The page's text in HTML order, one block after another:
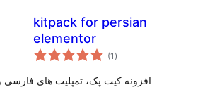
kitpack for persian
elementor
(1 total
ratings
)
افزونه کیت پک، تمپلیت های فارسی